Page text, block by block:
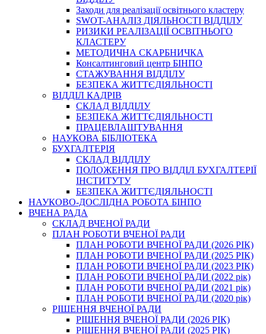
Заходи для реалізації освітнього кластеру
SWOT-АНАЛІЗ ДІЯЛЬНОСТІ ВІДДІЛУ
РИЗИКИ РЕАЛІЗАЦІЇ ОСВІТНЬОГО
КЛАСТЕРУ
МЕТОДИЧНА СКАРБНИЧКА
Консалтинговий центр БІНПО
СТАЖУВАННЯ ВІДДІЛУ
БЕЗПЕКА ЖИТТЄДІЯЛЬНОСТІ
ВІДДІЛ КАДРІВ
СКЛАД ВІДДІЛУ
БЕЗПЕКА ЖИТТЄДІЯЛЬНОСТІ
ПРАЦЕВЛАШТУВАННЯ
НАУКОВА БІБЛІОТЕКА
БУХГАЛТЕРІЯ
СКЛАД ВІДДІЛУ
ПОЛОЖЕННЯ ПРО ВІДДІЛ БУХГАЛТЕРІЇ
ІНСТИТУТУ
БЕЗПЕКА ЖИТТЄДІЯЛЬНОСТІ
НАУКОВО-ДОСЛІДНА РОБОТА БІНПО
ВЧЕНА РАДА
СКЛАД ВЧЕНОЇ РАДИ
ПЛАН РОБОТИ ВЧЕНОЇ РАДИ
ПЛАН РОБОТИ ВЧЕНОЇ РАДИ (2026 РІК)
ПЛАН РОБОТИ ВЧЕНОЇ РАДИ (2025 РІК)
ПЛАН РОБОТИ ВЧЕНОЇ РАДИ (2023 РІК)
ПЛАН РОБОТИ ВЧЕНОЇ РАДИ (2022 рік)
ПЛАН РОБОТИ ВЧЕНОЇ РАДИ (2021 рік)
ПЛАН РОБОТИ ВЧЕНОЇ РАДИ (2020 рік)
РІШЕННЯ ВЧЕНОЇ РАДИ
РІШЕННЯ ВЧЕНОЇ РАДИ (2026 РІК)
РІШЕННЯ ВЧЕНОЇ РАДИ (2025 РІК)